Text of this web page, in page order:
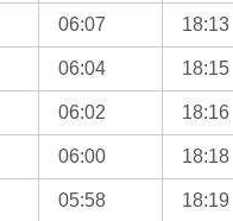
06:07 18:13
06:04 18:15
06:02 18:16
06:00 18:18
05:58 18:19